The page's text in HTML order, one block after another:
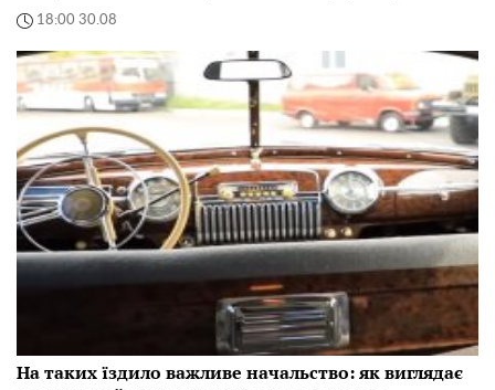
18:00 30.08
На таких їздило важливе начальство: як виглядає